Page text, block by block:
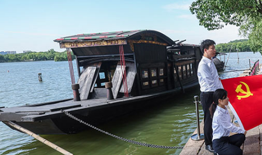
2026年世界杯 2026年冬奥
VIP会员 CCTV奥林匹克频道 生活体育大会
财经 教育 乡村振兴 生态环境 一带一路
大国智造 大国展会 大国保险 云顶对话 云